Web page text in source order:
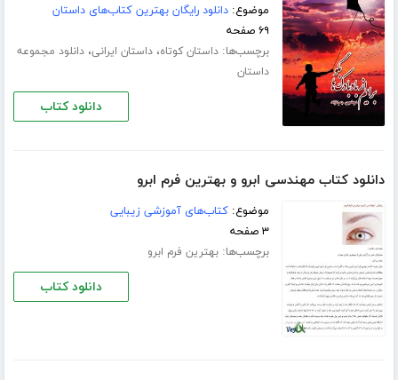
موضوع:دانلود رایگان بهترین کتاب‌های داستان
۶۹ صفحه
برچسب‌ها:داستان کوتاه،داستان ایرانی،دانلود مجموعه
داستان
دانلود کتاب
دانلود کتاب مهندسی ابرو و بهترین فرم ابرو
موضوع:کتاب‌های آموزشی زیبایی
۳ صفحه
برچسب‌ها:بهترین فرم ابرو
دانلود کتاب